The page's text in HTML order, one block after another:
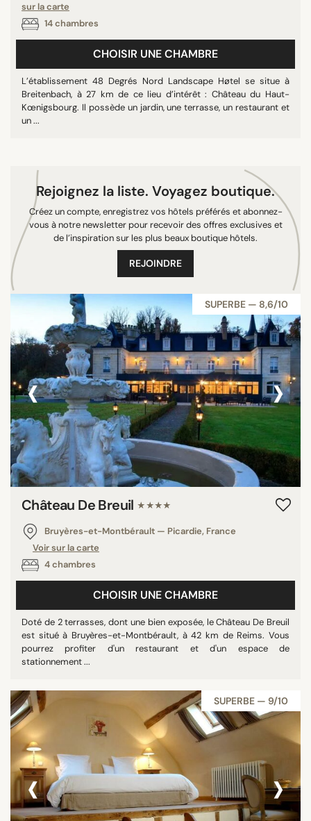
sur la carte
14 chambres
CHOISIR UNE CHAMBRE
L’établissement 48 Degrés Nord Landscape Høtel se situe à
Breitenbach, à 27 km de ce lieu d’intérêt : Château du Haut-
Kœnigsbourg. Il possède un jardin, une terrasse, un restaurant et
un ...
Rejoignez la liste. Voyagez boutique.
Créez un compte, enregistrez vos hôtels préférés et abonnez-
vous à notre newsletter pour recevoir des offres exclusives et
de l’inspiration sur les plus beaux boutique hôtels.
REJOINDRE
SUPERBE — 8,6/10
‹ ›
Château De Breuil ★★★★
Bruyères-et-Montbérault — Picardie, France
Voir sur la carte
4 chambres
CHOISIR UNE CHAMBRE
Doté de 2 terrasses, dont une bien exposée, le Château De Breuil
est situé à Bruyères-et-Montbérault, à 42 km de Reims. Vous
pourrez profiter d'un restaurant et d'un espace de
stationnement ...
SUPERBE — 9/10
‹ ›